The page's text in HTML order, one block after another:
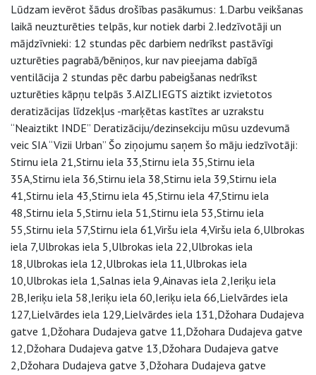
Lūdzam ievērot šādus drošības pasākumus: 1.Darbu veikšanas
laikā neuzturēties telpās, kur notiek darbi 2.Iedzīvotāji un
mājdzīvnieki: 12 stundas pēc darbiem nedrīkst pastāvīgi
uzturēties pagrabā/bēniņos, kur nav pieejama dabīgā
ventilācija 2 stundas pēc darbu pabeigšanas nedrīkst
uzturēties kāpņu telpās 3.AIZLIEGTS aiztikt izvietotos
deratizācijas līdzekļus -marķētas kastītes ar uzrakstu
“Neaiztikt INDE” Deratizāciju/dezinsekciju mūsu uzdevumā
veic SIA “Vizii Urban” Šo ziņojumu saņem šo māju iedzīvotāji:
Stirnu iela 21,Stirnu iela 33,Stirnu iela 35,Stirnu iela
35A,Stirnu iela 36,Stirnu iela 38,Stirnu iela 39,Stirnu iela
41,Stirnu iela 43,Stirnu iela 45,Stirnu iela 47,Stirnu iela
48,Stirnu iela 5,Stirnu iela 51,Stirnu iela 53,Stirnu iela
55,Stirnu iela 57,Stirnu iela 61,Viršu iela 4,Viršu iela 6,Ulbrokas
iela 7,Ulbrokas iela 5,Ulbrokas iela 22,Ulbrokas iela
18,Ulbrokas iela 12,Ulbrokas iela 11,Ulbrokas iela
10,Ulbrokas iela 1,Salnas iela 9,Ainavas iela 2,Ieriķu iela
2B,Ieriķu iela 58,Ieriķu iela 60,Ieriķu iela 66,Lielvārdes iela
127,Lielvārdes iela 129,Lielvārdes iela 131,Džohara Dudajeva
gatve 1,Džohara Dudajeva gatve 11,Džohara Dudajeva gatve
12,Džohara Dudajeva gatve 13,Džohara Dudajeva gatve
2,Džohara Dudajeva gatve 3,Džohara Dudajeva gatve